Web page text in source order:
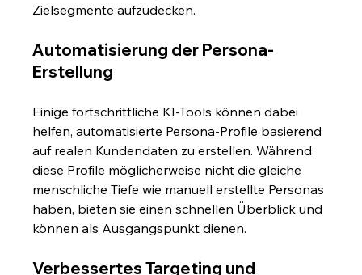
Zielsegmente aufzudecken.
Automatisierung der Persona-
Erstellung
Einige fortschrittliche KI-Tools können dabei
helfen, automatisierte Persona-Profile basierend
auf realen Kundendaten zu erstellen. Während
diese Profile möglicherweise nicht die gleiche
menschliche Tiefe wie manuell erstellte Personas
haben, bieten sie einen schnellen Überblick und
können als Ausgangspunkt dienen.
Verbessertes Targeting und